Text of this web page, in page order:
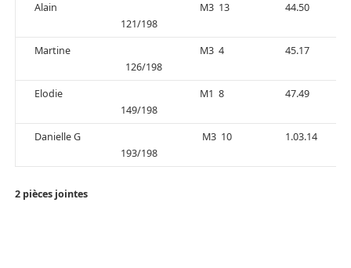
Alain
121/198
M3 13 44.50
Martine
126/198
M3 4 45.17
Elodie
149/198
M1 8 47.49
Danielle G
193/198
M3 10 1.03.14
2 pièces jointes